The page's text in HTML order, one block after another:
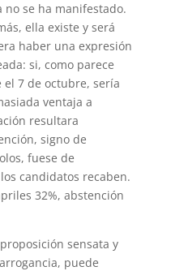
no se ha manifestado.
ella existe y será
haber una expresión
si, como parece
el 7 de octubre, sería
ventaja a
resultara
signo de
fuese de
candidatos recaben.
32%, abstención
sensata y
puede